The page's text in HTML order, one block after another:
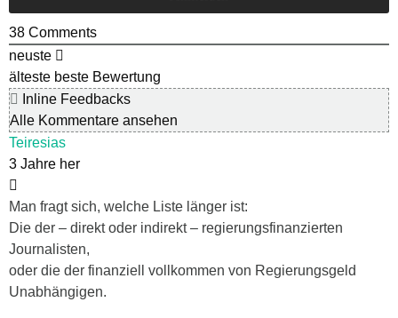
38 Comments
neuste
älteste beste Bewertung
Inline Feedbacks
Alle Kommentare ansehen
Teiresias
3 Jahre her
Man fragt sich, welche Liste länger ist:
Die der – direkt oder indirekt – regierungsfinanzierten
Journalisten,
oder die der finanziell vollkommen von Regierungsgeld
Unabhängigen.